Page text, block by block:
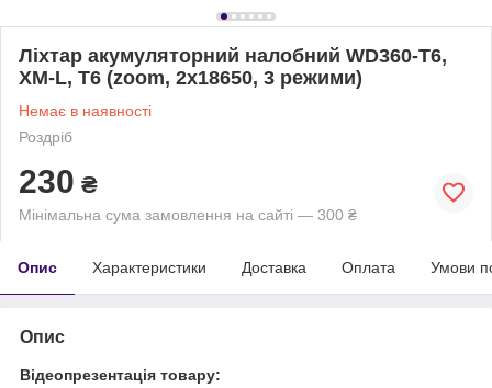
Ліхтар акумуляторний налобний WD360-T6,
XM-L, T6 (zoom, 2х18650, 3 режими)
Немає в наявності
Роздріб
230 ₴
Мінімальна сума замовлення на сайті — 300 ₴
Опис Характеристики Доставка Оплата Умови
Опис
Відеопрезентація товару: